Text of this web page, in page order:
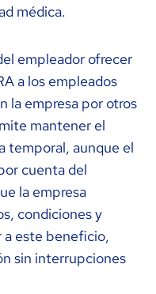
médica.
empleador ofrecer
a los empleados
la empresa por otros
mantener el
temporal, aunque el
cuenta del
la empresa
condiciones y
a este beneficio,
sin interrupciones